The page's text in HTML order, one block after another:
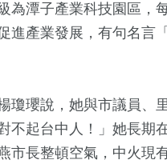
為潭子產業科技園區，
進產業發展，有句名言
瓊瓔說，她與市議員、
不起台中人！」她長期
市長整頓空氣，中火現